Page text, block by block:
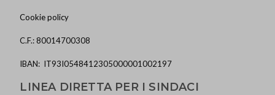
Cookie policy
C.F.: 80014700308
IBAN: IT93I0548412305000001002197
LINEA DIRETTA PER I SINDACI